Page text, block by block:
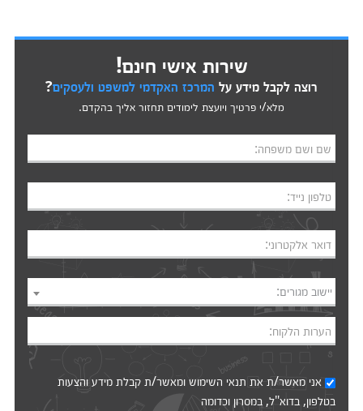
שירות אישי חינם!
רוצה לקבל מידע על המרכז האקדמי למשפט ולעסקים?
מלא/י פרטיך ויועצת לימודים תחזור אליך בהקדם.
שם ושם משפחה:
טלפון נייד:
דואר אלקטרוני:
יישוב מגורים:
הערות הלקוח:
אני מאשר/ת את תנאי השימושומאשר/ת קבלת מידע והצעות
בטלפון, בדוא"ל, במסרון וכדומה‎‎